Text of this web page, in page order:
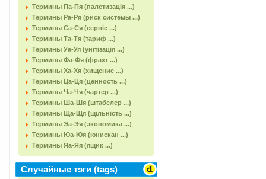
Термины Па-Пя (палетизація ...)
Термины Ра-Ря (риск системы ...)
Термины Са-Ся (сервіс ...)
Термины Та-Тя (тариф ...)
Термины Уа-Уя (унітізація ...)
Термины Фа-Фя (фрахт ...)
Термины Ха-Хя (хищение ...)
Термины Ца-Ця (ценность ...)
Термины Ча-Чя (чартер ...)
Термины Ша-Шя (штабелер ...)
Термины Ща-Щя (щільність ...)
Термины Эа-Эя (экономика ...)
Термины Юа-Юя (юнискан ...)
Термины Яа-Яя (ящик ...)
Случайные тэги (tags)